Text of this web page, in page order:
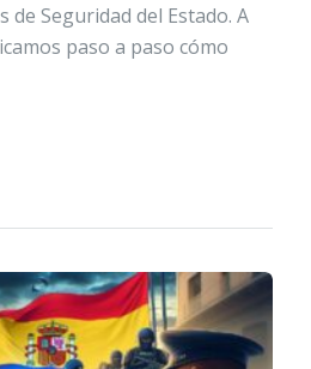
de Seguridad del Estado. A
paso a paso cómo